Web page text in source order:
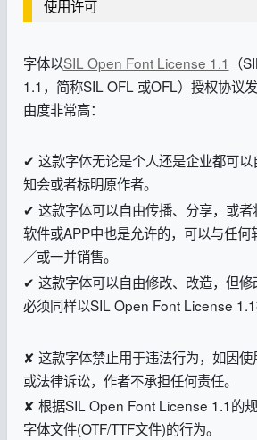
使用许可
字体以SIL Open Font License 1.1 （
1.1，简称SIL OFL 或OFL）授权协议
由度非常高：
✔ 这款字体无论是个人还是企业都可
知会或者标明原作者。
✔ 这款字体可以自由传播、分享，或者
软件或APP中也是允许的，可以与任何
／或一并销售。
✔ 这款字体可以自由修改、改造，但
必须同样以SIL Open Font License 1.1
✘ 这款字体禁止用于违法行为，如因
或法律诉讼，作者不承担任何责任。
✘ 根据SIL Open Font License 1.1的
字体文件(OTF/TTF文件)的行为。